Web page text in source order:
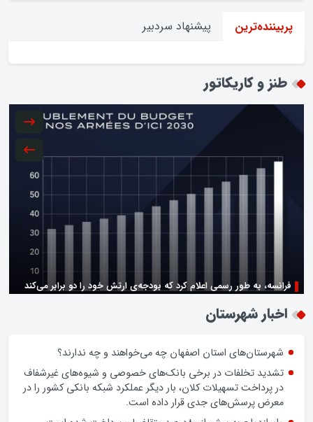
پربیننده‌ترین پیشنهاد سردبیر
طنز و کاریکاتور
فرانسه، به طور رسمی اعلام کرد که بودجه‌ی ارتش خود را دو برابر می‌کند
زن اگر خوب باشه یه زندگی حالش خوبه/روز زن مبارک
اخبار شهرستان
شهرستان‌های استان اصفهان چه می‌خواهند و چه ندارند؟